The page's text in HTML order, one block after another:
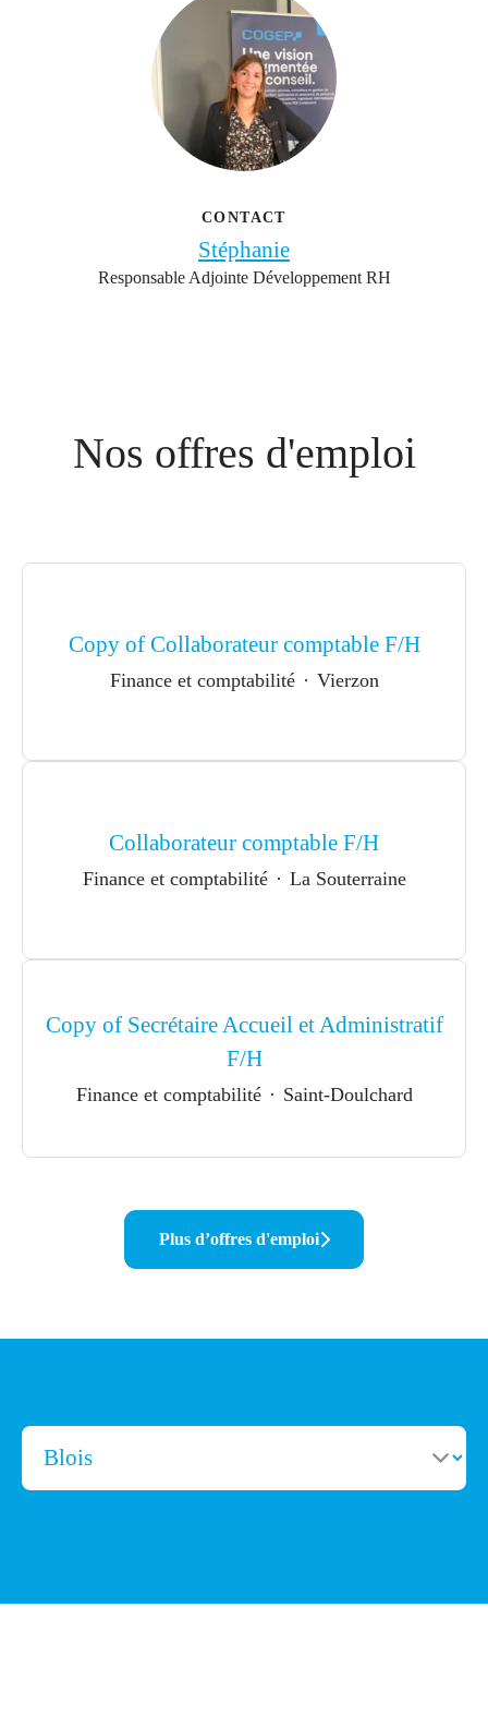
CONTACT
Stéphanie
Responsable Adjointe Développement RH
Nos offres d'emploi
Copy of Collaborateur comptable F/H
Finance et comptabilité · Vierzon
Collaborateur comptable F/H
Finance et comptabilité · La Souterraine
Copy of Secrétaire Accueil et Administratif
F/H
Finance et comptabilité · Saint-Doulchard
Plus d’offres d'emploi